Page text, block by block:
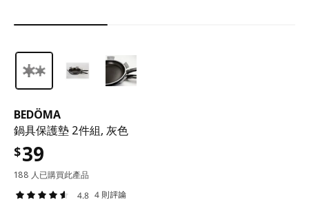
BEDÖMA
鍋具保護墊 2件組, 灰色
$39
188 人已購買此產品
4.8 4 則評論